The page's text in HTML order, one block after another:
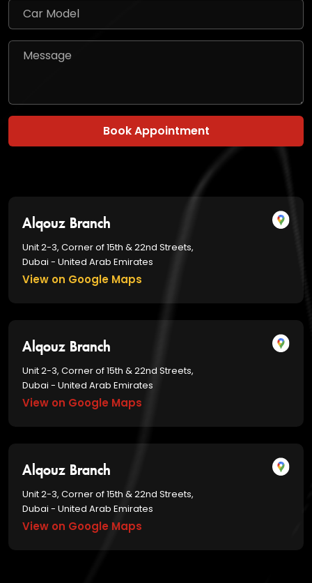
Book Appointment
Alqouz Branch
Unit 2-3, Corner of 15th & 22nd Streets,
Dubai - United Arab Emirates
View on Google Maps
Alqouz Branch
Unit 2-3, Corner of 15th & 22nd Streets,
Dubai - United Arab Emirates
View on Google Maps
Alqouz Branch
Unit 2-3, Corner of 15th & 22nd Streets,
Dubai - United Arab Emirates
View on Google Maps